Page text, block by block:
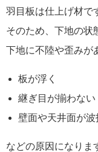
羽目板は仕上げ材で
そのため、下地の状
下地に不陸や歪みが
板が浮く
継ぎ目が揃わない
壁面や天井面が波
などの原因になりま